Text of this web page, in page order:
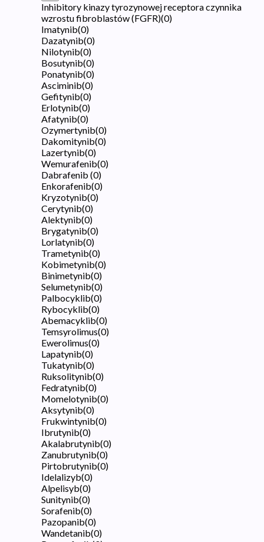
Inhibitory kinazy tyrozynowej receptora czynnika
wzrostu fibroblastów (FGFR)(0)
Imatynib(0)
Dazatynib(0)
Nilotynib(0)
Bosutynib(0)
Ponatynib(0)
Asciminib(0)
Gefitynib(0)
Erlotynib(0)
Afatynib(0)
Ozymertynib(0)
Dakomitynib(0)
Lazertynib(0)
Wemurafenib(0)
Dabrafenib (0)
Enkorafenib(0)
Kryzotynib(0)
Cerytynib(0)
Alektynib(0)
Brygatynib(0)
Lorlatynib(0)
Trametynib(0)
Kobimetynib(0)
Binimetynib(0)
Selumetynib(0)
Palbocyklib(0)
Rybocyklib(0)
Abemacyklib(0)
Temsyrolimus(0)
Ewerolimus(0)
Lapatynib(0)
Tukatynib(0)
Ruksolitynib(0)
Fedratynib(0)
Momelotynib(0)
Aksytynib(0)
Frukwintynib(0)
Ibrutynib(0)
Akalabrutynib(0)
Zanubrutynib(0)
Pirtobrutynib(0)
Idelalizyb(0)
Alpelisyb(0)
Sunitynib(0)
Sorafenib(0)
Pazopanib(0)
Wandetanib(0)